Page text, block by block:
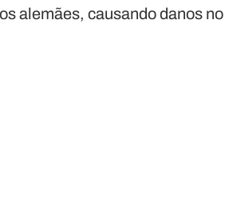
alemães, causando danos no